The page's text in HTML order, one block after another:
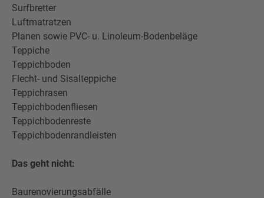
Surfbretter
Luftmatratzen
Planen sowie PVC- u. Linoleum-Bodenbeläge
Teppiche
Teppichboden
Flecht- und Sisalteppiche
Teppichrasen
Teppichbodenfliesen
Teppichbodenreste
Teppichbodenrandleisten
Das geht nicht:
Baurenovierungsabfälle